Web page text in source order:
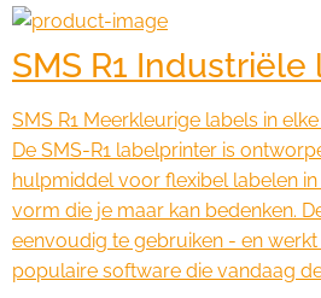
SMS R1
SMS R1 Meerkleurige labels in
De SMS-R1 labelprinter is
hulpmiddel voor flexibel labelen in
vorm die je maar kan bedenken.
eenvoudig te gebruiken - en
populaire software die vandaag